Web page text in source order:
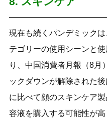
現在も続くパンデミック
テゴリーの使用シーンと
り、中国消費者月報（8月
ックダウンが解除された
に比べて顔のスキンケア
容液を購入する可能性が